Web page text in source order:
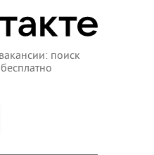
поиск